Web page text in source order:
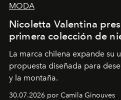
MODA
Nicoletta Valentina
primera colección de
La marca chilena expande su
propuesta diseñada para
y la montaña.
30.07.2026 por Camila Ginouves